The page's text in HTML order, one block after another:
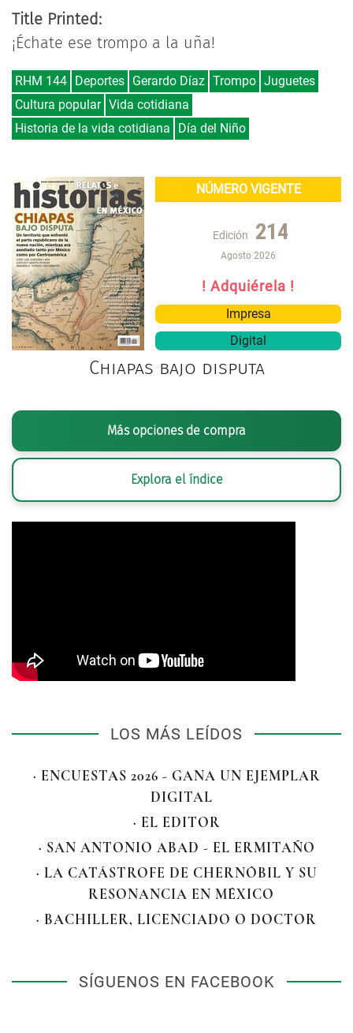
Title Printed:
¡Échate ese trompo a la uña!
RHM 144 Deportes Gerardo Díaz Trompo Juguetes
Cultura popular Vida cotidiana
Historia de la vida cotidiana
Día del Niño
NÚMERO VIGENTE
Edición 214
Agosto 2026
! Adquiérela !
Impresa
Digital
Chiapas bajo disputa
Más opciones de compra
Explora el índice
LOS MÁS LEÍDOS
· ENCUESTAS 2026 - GANA UN EJEMPLAR
DIGITAL
· EL EDITOR
· SAN ANTONIO ABAD - EL ERMITAÑO
· LA CATÁSTROFE DE CHERNÓBIL Y SU
RESONANCIA EN MÉXICO
· BACHILLER, LICENCIADO O DOCTOR
SÍGUENOS EN FACEBOOK